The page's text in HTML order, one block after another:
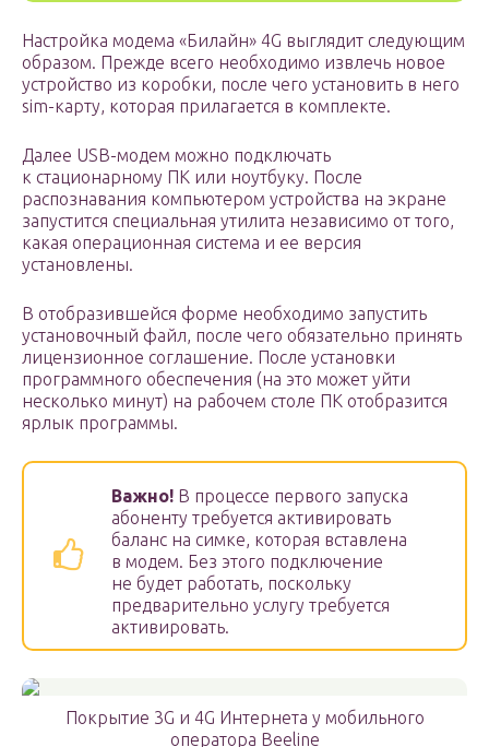
Настройка модема «Билайн» 4G выглядит следующим
образом. Прежде всего необходимо извлечь новое
устройство из коробки, после чего установить в него
sim-карту, которая прилагается в комплекте.
Далее USB-модем можно подключать
к стационарному ПК или ноутбуку. После
распознавания компьютером устройства на экране
запустится специальная утилита независимо от того,
какая операционная система и ее версия
установлены.
В отобразившейся форме необходимо запустить
установочный файл, после чего обязательно принять
лицензионное соглашение. После установки
программного обеспечения (на это может уйти
несколько минут) на рабочем столе ПК отобразится
ярлык программы.
Важно! В процессе первого запуска
абоненту требуется активировать
баланс на симке, которая вставлена
в модем. Без этого подключение
не будет работать, поскольку
предварительно услугу требуется
активировать.
Покрытие 3G и 4G Интернета у мобильного
оператора Beeline